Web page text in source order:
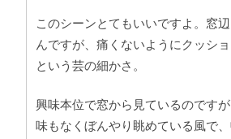
このシーンとてもいいですよ。窓
んですが、痛くないようにクッシ
という芸の細かさ。
興味本位で窓から見ているのです
味もなくぼんやり眺めている風で